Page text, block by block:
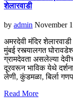
शेलारवाडी
by admin November
अमरदेवी मंदिर
मुंबई रस्त्यालगत
ग्रामदेवता असलेल्या
दूरवरून भाविक येथे
लेणी, कुंडमळा, बिर्ला
Read More